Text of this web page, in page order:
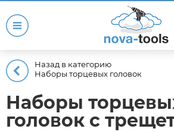
Назад в категорию
Наборы торцевых головок
Наборы
головок с